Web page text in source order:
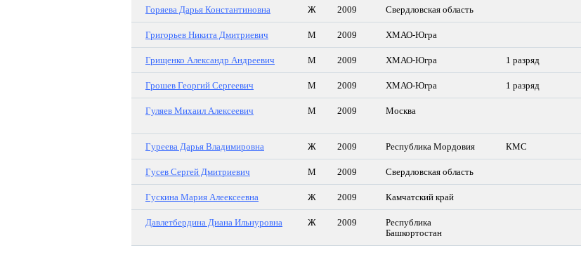
Горяева Дарья Константиновна Ж 2009 Свердловская область
Григорьев Никита Дмитриевич М 2009 ХМАО-Югра
Грищенко Александр Андреевич М 2009 ХМАО-Югра 1 разряд
Грошев Георгий Сергеевич М 2009 ХМАО-Югра 1 разряд
Гуляев Михаил Алексеевич М 2009 Москва
Гуреева Дарья Владимировна Ж 2009 Республика Мордовия КМС
Гусев Сергей Дмитриевич М 2009 Свердловская область
Гускина Мария Алеексеевна Ж 2009 Камчатский край
Давлетбердина Диана Ильнуровна Ж 2009
Республика
Башкортостан